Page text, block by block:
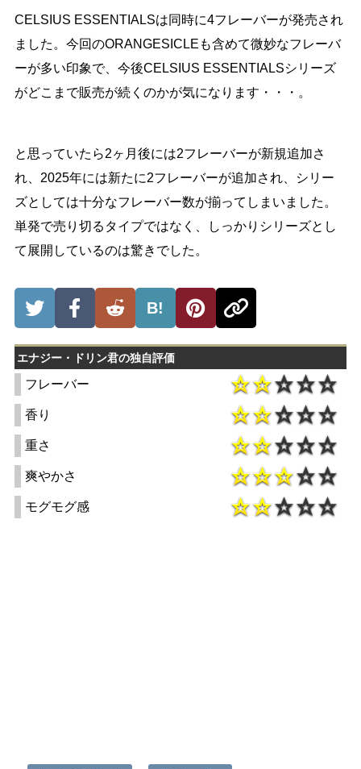
CELSIUS ESSENTIALSは同時に4フレーバーが発売され
ました。今回のORANGESICLEも含めて微妙なフレーバ
ーが多い印象で、今後CELSIUS ESSENTIALSシリーズ
がどこまで販売が続くのかが気になります・・・。
と思っていたら2ヶ月後には2フレーバーが新規追加さ
れ、2025年には新たに2フレーバーが追加され、シリー
ズとしては十分なフレーバー数が揃ってしまいました。
単発で売り切るタイプではなく、しっかりシリーズとし
て展開しているのは驚きでした。
B!
エナジー・ドリン君の独自評価
フレーバー
香り
重さ
爽やかさ
モグモグ感